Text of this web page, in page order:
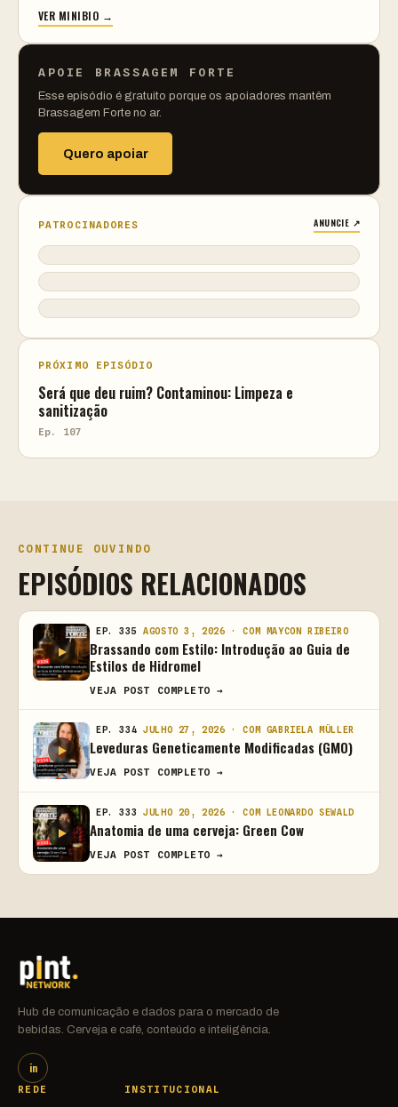
VER MINIBIO →
APOIE BRASSAGEM FORTE
Esse episódio é gratuito porque os apoiadores mantêm
Brassagem Forte no ar.
Quero apoiar
PATROCINADORES ANUNCIE ↗
PRÓXIMO EPISÓDIO
Será que deu ruim? Contaminou: Limpeza e
sanitização
Ep. 107
CONTINUE OUVINDO
EPISÓDIOS RELACIONADOS
EP. 335 AGOSTO 3, 2026 · COM MAYCON RIBEIRO
Brassando com Estilo: Introdução ao Guia de
Estilos de Hidromel
VEJA POST COMPLETO →
EP. 334 JULHO 27, 2026 · COM GABRIELA MÜLLER
Leveduras Geneticamente Modificadas (GMO)
VEJA POST COMPLETO →
EP. 333 JULHO 20, 2026 · COM LEONARDO SEWALD
Anatomia de uma cerveja: Green Cow
VEJA POST COMPLETO →
Hub de comunicação e dados para o mercado de
bebidas. Cerveja e café, conteúdo e inteligência.
in
REDE INSTITUCIONAL